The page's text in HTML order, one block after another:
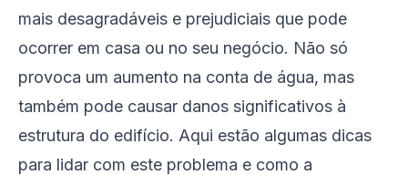
mais desagradáveis e prejudiciais que pode
ocorrer em casa ou no seu negócio. Não só
provoca um aumento na conta de água, mas
também pode causar danos significativos à
estrutura do edifício. Aqui estão algumas dicas
para lidar com este problema e como a